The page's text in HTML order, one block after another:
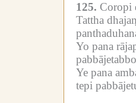
125. Coropi
Tattha
Yo pana
Ye pana
tepi